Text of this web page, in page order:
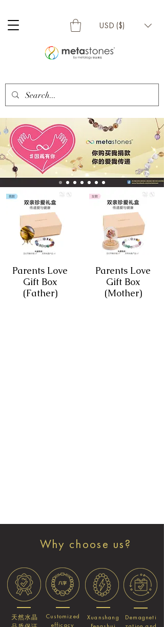
USD ($)
Parents Love
Gift Box
(Father)
Parents Love
Gift Box
(Mother)
Why choose us?
天然水晶
Customized
efficacy
Xuanshang
Demagneti